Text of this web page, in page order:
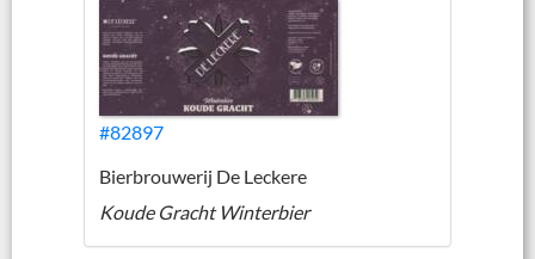
#82897
Bierbrouwerij De Leckere
Koude Gracht Winterbier